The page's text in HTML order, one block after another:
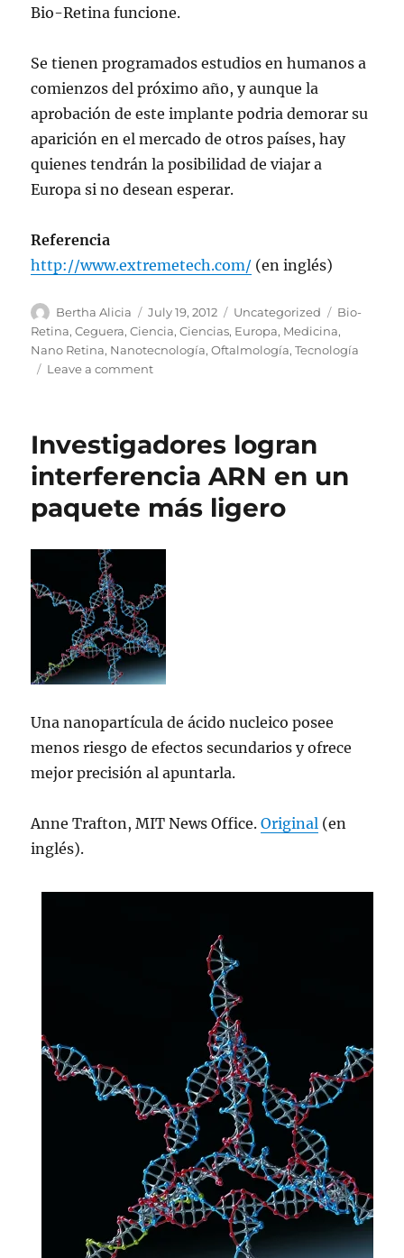
Bio-Retina funcione.
Se tienen programados estudios en humanos a
comienzos del próximo año, y aunque la
aprobación de este implante podria demorar su
aparición en el mercado de otros países, hay
quienes tendrán la posibilidad de viajar a
Europa si no desean esperar.
Referencia
http://www.extremetech.com/ (en inglés)
Author
Bertha Alicia
Posted
on
July 19, 2012 Categories
Uncategorized Tags
Bio-
Retina,Ceguera,Ciencia,Ciencias, Europa, Medicina,
Nano Retina, Nanotecnología,Oftalmología,Tecnología
Leave a commenton
visión
escala
de
grises
Investigadores logran
interferencia ARN en un
paquete más ligero
Una nanopartícula de ácido nucleico posee
menos riesgo de efectos secundarios y ofrece
mejor precisión al apuntarla.
Anne Trafton, MIT News Office.Original (en
inglés).